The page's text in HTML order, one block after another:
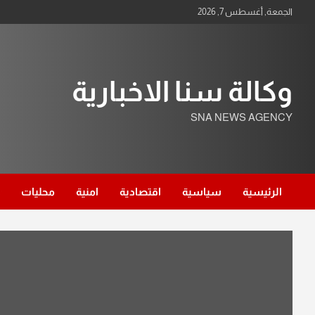
الجمعة, أغسطس 7, 2026
وكالة سنا الاخبارية
SNA NEWS AGENCY
الرئيسية سياسية اقتصادية امنية محليات